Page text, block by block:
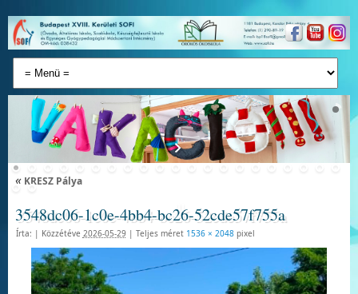
«KRESZ Pálya
3548dc06-1c0e-4bb4-bc26-52cde57f755a
Írta: | Közzétéve 2026-05-29 | Teljes méret 1536 × 2048pixel